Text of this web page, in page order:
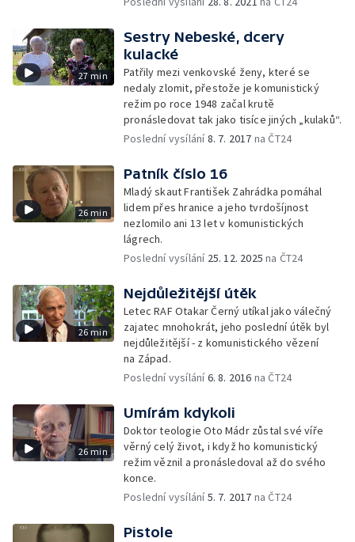
27 min
Sestry Nebeské, dcery
kulacké
Patřily mezi venkovské ženy, které se
nedaly zlomit, přestože je komunistický
režim po roce 1948 začal krutě
pronásledovat tak jako tisíce jiných „kulaků“.
Poslední vysílání8. 7. 2017 na ČT24
26 min
Patník číslo 16
Mladý skaut František Zahrádka pomáhal
lidem přes hranice a jeho tvrdošíjnost
nezlomilo ani 13 let v komunistických
lágrech.
Poslední vysílání 25. 12. 2025 na ČT24
26 min
Nejdůležitější útěk
Letec RAF Otakar Černý utíkal jako válečný
zajatec mnohokrát, jeho poslední útěk byl
nejdůležitější - z komunistického vězení
na Západ.
Poslední vysílání6. 8. 2016 na ČT24
26 min
Umírám kdykoli
Doktor teologie Oto Mádr zůstal své víře
věrný celý život, i když ho komunistický
režim věznil a pronásledoval až do svého
konce.
Poslední vysílání5. 7. 2017 na ČT24
Pistole